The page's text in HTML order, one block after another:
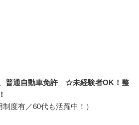
普通自動車免許 ☆未経験者OK！整
度有／60代も活躍中！）